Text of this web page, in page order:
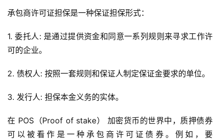
承包商许可证担保是一种保证担保形式：
1. 委托人: 是通过提供资金和同意一系列规则来寻求工作许
可的企业。
2. 债权人: 按照一套规则和保证人制定保证金要求的单位。
3. 发行人: 担保本金义务的实体。
在 POS（Proof of stake） 加密货币的世界中，质押债券
可以被看作是一种承包商许可证债券。例如，要